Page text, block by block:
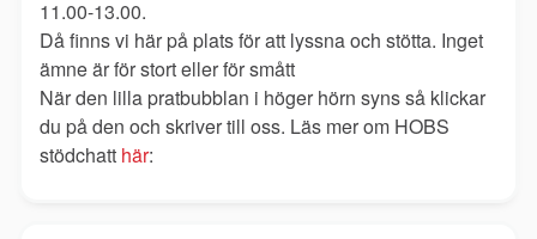
11.00-13.00.
Då finns vi här på plats för att lyssna och stötta. Inget
ämne är för stort eller för smått
När den lilla pratbubblan i höger hörn syns så klickar
du på den och skriver till oss. Läs mer om HOBS
stödchatt här: